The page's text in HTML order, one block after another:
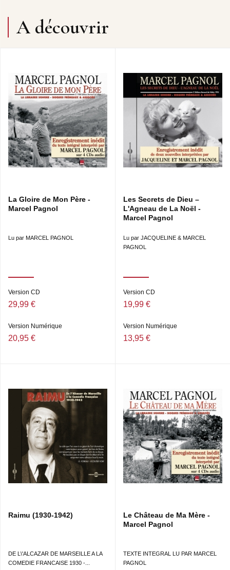
Marcel Pagnol.
A découvrir
La Gloire de Mon Père -
Marcel Pagnol
Lu par MARCEL PAGNOL
Version CD
29,99 €
Version Numérique
20,95 €
Les Secrets de Dieu –
L'Agneau de La Noël -
Marcel Pagnol
Lu par JACQUELINE & MARCEL
PAGNOL
Version CD
19,99 €
Version Numérique
13,95 €
Raimu (1930-1942)
DE L\'ALCAZAR DE MARSEILLE A LA
COMEDIE FRANCAISE 1930 -...
Le Château de Ma Mère -
Marcel Pagnol
TEXTE INTEGRAL LU PAR MARCEL
PAGNOL